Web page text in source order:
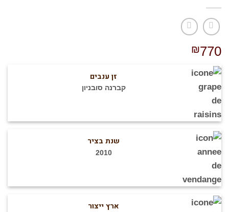
₪770
זן ענבים
קברנה סובניון
שנת בציר
2010
ארץ ייצור